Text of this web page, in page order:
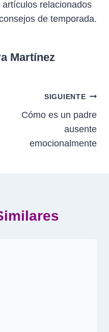
relacionados
de temporada.
Martínez
SIGUIENTE
Cómo es un padre
ausente
emocionalmente